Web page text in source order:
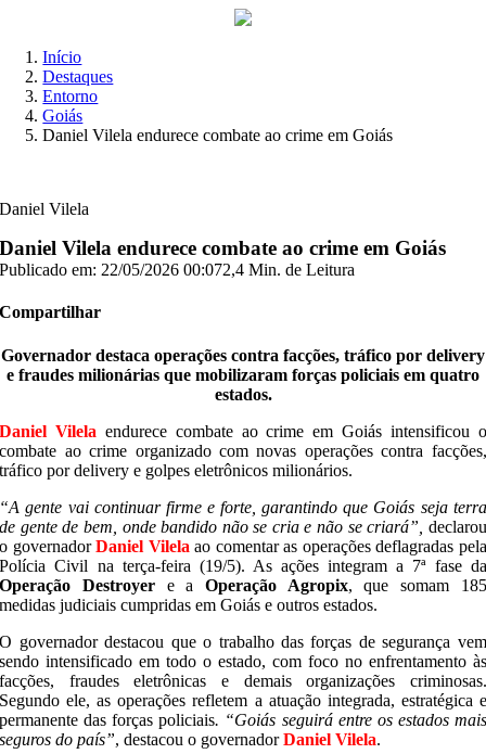
Início
Destaques
Entorno
Goiás
Daniel Vilela endurece combate ao crime em Goiás
Daniel Vilela
Daniel Vilela endurece combate ao crime em Goiás
Publicado em: 22/05/2026 00:072,4 Min. de Leitura
Compartilhar
Governador destaca operações contra facções, tráfico por delivery
e fraudes milionárias que mobilizaram forças policiais em quatro
estados.
Daniel Vilela endurece combate ao crime em Goiás intensificou o
combate ao crime organizado com novas operações contra facções,
tráfico por delivery e golpes eletrônicos milionários.
“A gente vai continuar firme e forte, garantindo que Goiás seja terra
de gente de bem, onde bandido não se cria e não se criará”, declarou
o governadorDaniel Vilela ao comentar as operações deflagradas pela
Polícia Civil na terça-feira (19/5). As ações integram a 7ª fase da
Operação Destroyer e a Operação Agropix, que somam 185
medidas judiciais cumpridas em Goiás e outros estados.
O governador destacou que o trabalho das forças de segurança vem
sendo intensificado em todo o estado, com foco no enfrentamento às
facções, fraudes eletrônicas e demais organizações criminosas.
Segundo ele, as operações refletem a atuação integrada, estratégica e
permanente das forças policiais. “Goiás seguirá entre os estados mais
seguros do país”, destacou o governadorDaniel Vilela.